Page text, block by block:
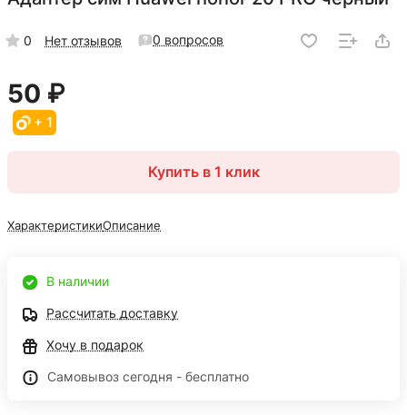
0 Нет отзывов 0 вопросов
50 ₽
+ 1
Купить в 1 клик
ХарактеристикиОписание
В наличии
Рассчитать доставку
Хочу в подарок
Самовывоз сегодня - бесплатно